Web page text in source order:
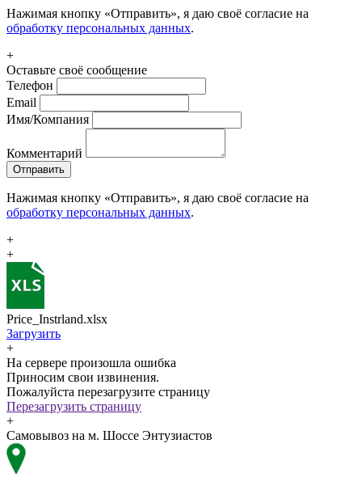
Нажимая кнопку «Отправить», я даю своё согласие на
обработку персональных данных.
+
Оставьте своё сообщение
Телефон
Email
Имя/Компания
Комментарий
Отправить
Нажимая кнопку «Отправить», я даю своё согласие на
обработку персональных данных.
+
+
Price_Instrland.xlsx
Загрузить
+
На сервере произошла ошибка
Приносим свои извинения.
Пожалуйста перезагрузите страницу
Перезагрузить страницу
+
Самовывоз на м. Шоссе Энтузиастов